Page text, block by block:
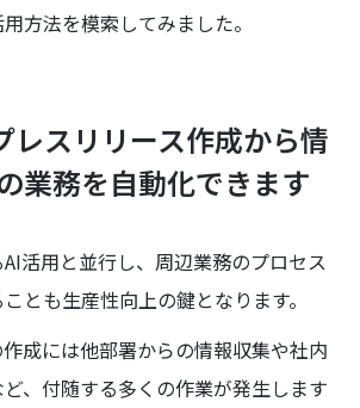
方法を模索してみました。
レスリリース作成から情
業務を自動化できます
活用と並行し、周辺業務のプロセス
とも生産性向上の鍵となります。
成には他部署からの情報収集や社内
、付随する多くの作業が発生します